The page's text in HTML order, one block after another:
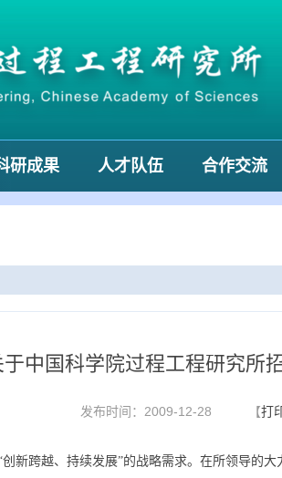
研成果 人才队伍 合作交流
于中国科学院过程工程研究所
发布时间：2009-12-28 【打
新跨越、持续发展”的战略需求。在所领导的